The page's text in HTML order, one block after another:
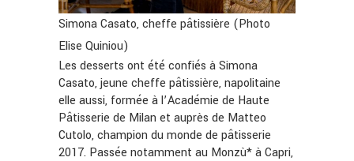
Simona Casato, cheffe pâtissière (Photo
Elise Quiniou)
Les desserts ont été confiés à Simona
Casato, jeune cheffe pâtissière, napolitaine
elle aussi, formée à l’Académie de Haute
Pâtisserie de Milan et auprès de Matteo
Cutolo, champion du monde de pâtisserie
2017. Passée notamment au Monzù* à Capri,